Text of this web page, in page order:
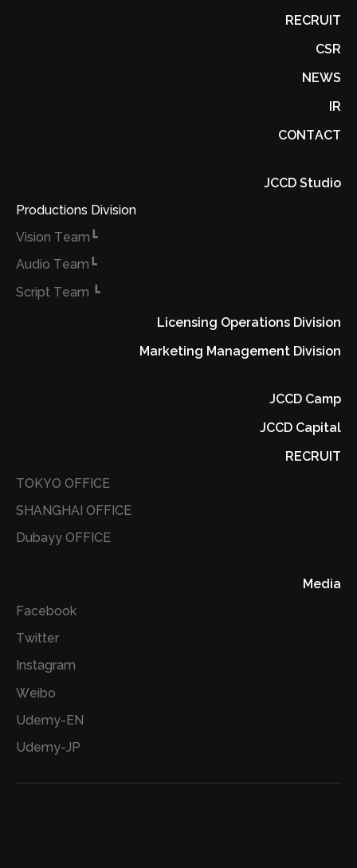
025695.html ■取材に関するお問合せ先： ◇ 華和結ホ
ールディングス-Kawayuii Holdings(HongKong) Ltd.
◇ 広報担当…
RECRUIT
CSR
NEWS
IR
CONTACT
JCCD Studio
Productions Division
┗Vision Team
┗Audio Team
┗ Script Team
Licensing Operations Division
Marketing Management Division
JCCD Camp
JCCD Capital
RECRUIT
TOKYO OFFICE
SHANGHAI OFFICE
Dubayy OFFICE
Media
Facebook
Twitter
Instagram
Weibo
Udemy-EN
Udemy-JP